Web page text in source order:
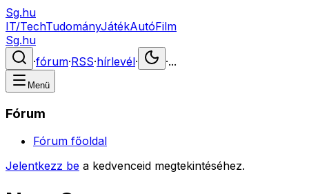
Sg.hu
IT/TechTudományJátékAutóFilm
Sg.hu
·fórum·RSS·hírlevél· ·...
Menü
Fórum
Fórum főoldal
Jelentkezz be a kedvenceid megtekintéséhez.